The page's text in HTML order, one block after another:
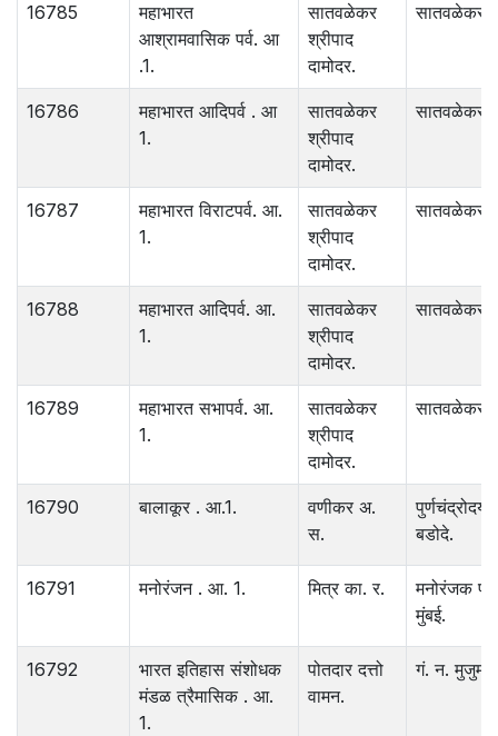
16785
महाभारत
आश्रामवासिक पर्व. आ
.1.
सातवळेकर
श्रीपाद
दामोदर.
सातवळेकर
16786
महाभारत आदिपर्व . आ
1.
सातवळेकर
श्रीपाद
दामोदर.
सातवळेकर
16787
महाभारत विराटपर्व. आ.
1.
सातवळेकर
श्रीपाद
दामोदर.
सातवळेकर
16788
महाभारत आदिपर्व. आ.
1.
सातवळेकर
श्रीपाद
दामोदर.
सातवळेकर
16789
महाभारत सभापर्व. आ.
1.
सातवळेकर
श्रीपाद
दामोदर.
सातवळेकर
16790 बालाकूर . आ.1.
वणीकर अ.
स.
पुर्णचंद्रोदय
बडोदे.
16791 मनोरंजन . आ. 1. मित्र का. र.
मनोरंजक
मुंबई.
16792
भारत इतिहास संशोधक
मंडळ त्रैमासिक . आ.
1.
पोतदार दत्तो
वामन.
गं. न.